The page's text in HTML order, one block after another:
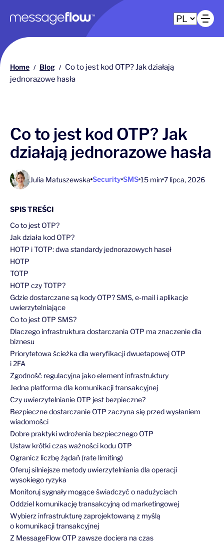
Główna nawigacja
Home / Blog / Co to jest kod OTP? Jak działają
jednorazowe hasła
Co to jest kod OTP? Jak
działają jednorazowe hasła
Julia Matuszewska Security SMS 15 min 7 lipca, 2026
SPIS TREŚCI
Co to jest OTP?
Jak działa kod OTP?
HOTP i TOTP: dwa standardy jednorazowych haseł
HOTP
TOTP
HOTP czy TOTP?
Gdzie dostarczane są kody OTP? SMS, e-mail i aplikacje
uwierzytelniające
Co to jest OTP SMS?
Dlaczego infrastruktura dostarczania OTP ma znaczenie dla
biznesu
Priorytetowa ścieżka dla weryfikacji dwuetapowej OTP
i 2FA
Zgodność regulacyjna jako element infrastruktury
Jedna platforma dla komunikacji transakcyjnej
Czy uwierzytelnianie OTP jest bezpieczne?
Bezpieczne dostarczanie OTP zaczyna się przed wysłaniem
wiadomości
Dobre praktyki wdrożenia bezpiecznego OTP
Ustaw krótki czas ważności kodu OTP
Ogranicz liczbę żądań (rate limiting)
Oferuj silniejsze metody uwierzytelniania dla operacji
wysokiego ryzyka
Monitoruj sygnały mogące świadczyć o nadużyciach
Oddziel komunikację transakcyjną od marketingowej
Wybierz infrastrukturę zaprojektowaną z myślą
o komunikacji transakcyjnej
Z MessageFlow OTP zawsze dociera na czas